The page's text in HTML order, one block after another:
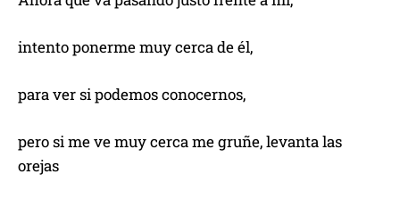
intento ponerme muy cerca de él,
para ver si podemos conocernos,
pero si me ve muy cerca me gruñe, levanta las
orejas